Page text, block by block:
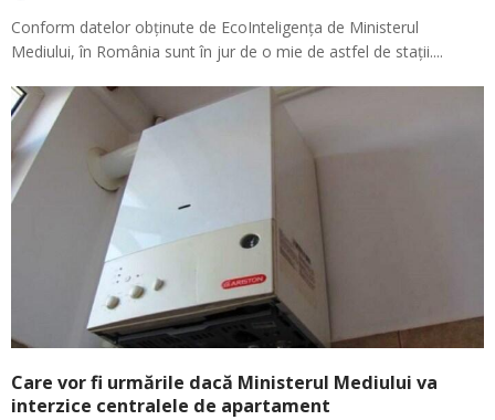
Conform datelor obținute de EcoInteligența de Ministerul
Mediului, în România sunt în jur de o mie de astfel de stații....
Care vor fi urmările dacă Ministerul Mediului va
interzice centralele de apartament